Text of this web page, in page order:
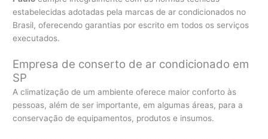
estabelecidas adotadas pela marcas de ar condicionados no
Brasil, oferecendo garantias por escrito em todos os serviços
executados.
Empresa de conserto de ar condicionado em
SP
A climatização de um ambiente oferece maior conforto às
pessoas, além de ser importante, em algumas áreas, para a
conservação de equipamentos, produtos e insumos.